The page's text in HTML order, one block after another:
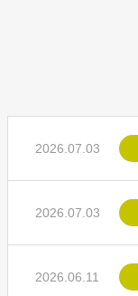
2026.07.03
2026.07.03
2026.06.11